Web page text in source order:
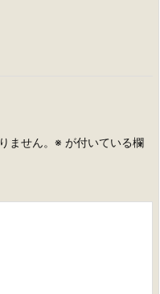
ません。 ※ が付いている欄